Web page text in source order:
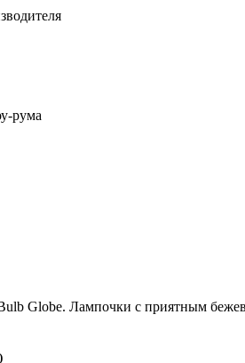
рума
Globe. Лампочки с приятным